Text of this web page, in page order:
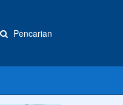
Pencarian